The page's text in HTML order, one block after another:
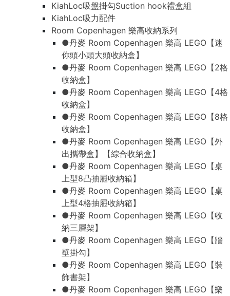
KiahLoc吸盤掛勾Suction hook禮盒組
KiahLoc吸力配件
Room Copenhagen 樂高收納系列
●丹麥 Room Copenhagen 樂高 LEGO【迷
你頭小頭大頭收納盒】
●丹麥 Room Copenhagen 樂高 LEGO【2格
收納盒】
●丹麥 Room Copenhagen 樂高 LEGO【4格
收納盒】
●丹麥 Room Copenhagen 樂高 LEGO【8格
收納盒】
●丹麥 Room Copenhagen 樂高 LEGO【外
出攜帶盒】【綜合收納盒】
●丹麥 Room Copenhagen 樂高 LEGO【桌
上型8凸抽屜收納箱】
●丹麥 Room Copenhagen 樂高 LEGO【桌
上型4格抽屜收納箱】
●丹麥 Room Copenhagen 樂高 LEGO【收
納三層架】
●丹麥 Room Copenhagen 樂高 LEGO【牆
壁掛勾】
●丹麥 Room Copenhagen 樂高 LEGO【裝
飾書架】
●丹麥 Room Copenhagen 樂高 LEGO【樂